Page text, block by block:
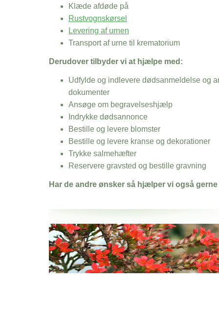
Klæde afdøde på
Rustvognskørsel
Levering af urnen
Transport af urne til krematorium
Derudover tilbyder vi at hjælpe med:
Udfylde og indlevere dødsanmeldelse og
dokumenter
Ansøge om begravelseshjælp
Indrykke dødsannonce
Bestille og levere blomster
Bestille og levere kranse og dekorationer
Trykke salmehæfter
Reservere gravsted og bestille gravning
Har de andre ønsker så hjælper vi også gerne
Her hos os får du altid en god afslutning når det gælder
Begravelse I Snekkersten Kommune
vi hjælper i alle faser af begravelsel